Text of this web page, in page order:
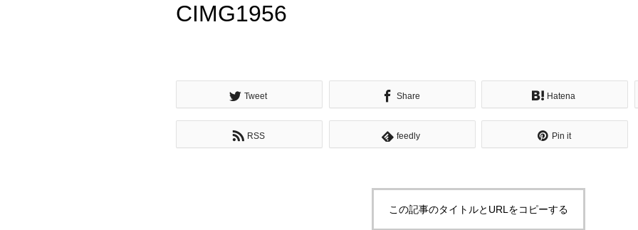
CIMG1956
Tweet Share Hatena
RSS feedly Pin it
この記事のタイトルとURLをコピーする